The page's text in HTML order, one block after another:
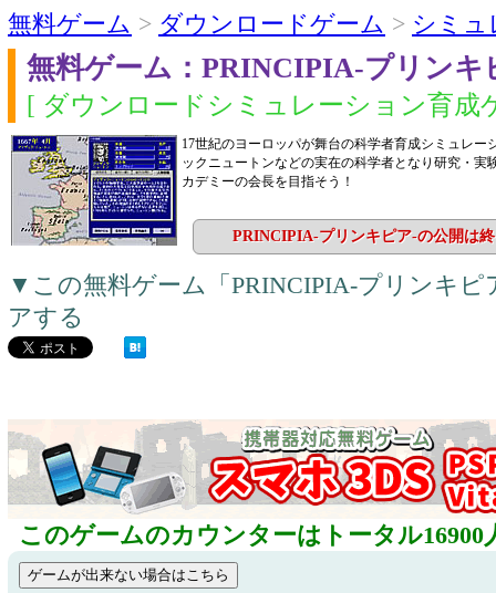
無料ゲーム > ダウンロードゲーム > シミュ
無料ゲーム：PRINCIPIA-プリンキ
[ ダウンロードシミュレーション育成
17世紀のヨーロッパが舞台の科学者育成シミュレー
ックニュートンなどの実在の科学者となり研究・実
カデミーの会長を目指そう！
PRINCIPIA-プリンキピア-の公開は
▼この無料ゲーム「PRINCIPIA-プリンキ
アする
このゲームのカウンターはトータル16900